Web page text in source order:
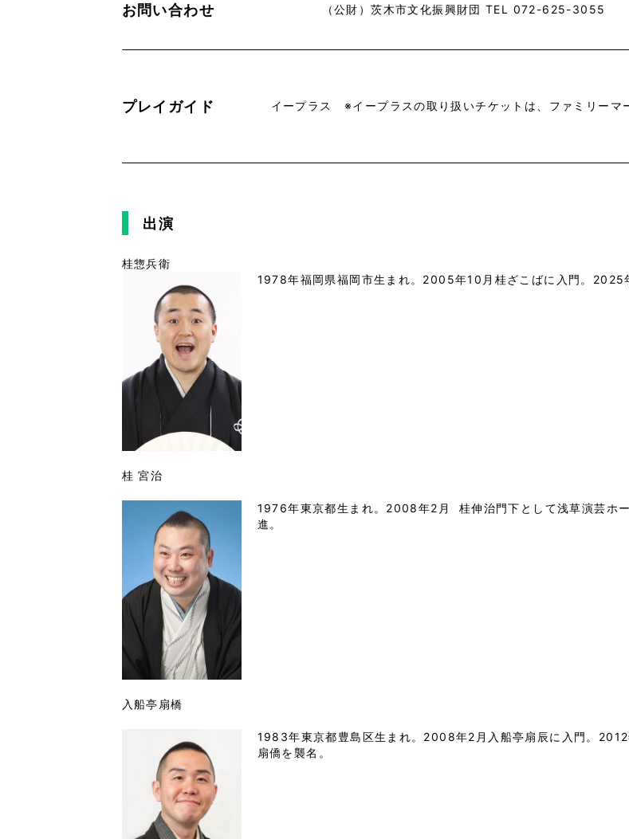
お問い合わせ （公財）茨木市文化振興財団 TEL 072-625-3055
プレイガイド イープラス ※イープラスの取り扱いチケットは、ファミリーマ
出演
桂惣兵衛
1978年福岡県福岡市生まれ。2005年10月桂ざこばに入門。2025
桂 宮治
1976年東京都生まれ。2008年2月 桂伸治門下として浅草演芸ホ
進。
入船亭扇橋
1983年東京都豊島区生まれ。2008年2月入船亭扇辰に入門。
扇僑を襲名。